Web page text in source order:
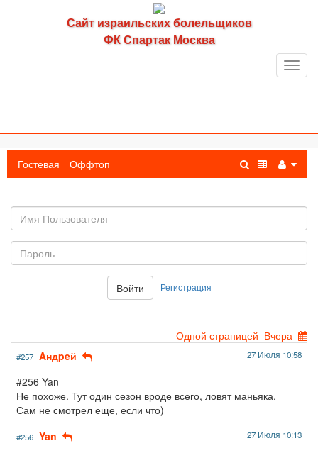
Сайт израильских болельщиков
ФК Спартак Москва
Гостевая Оффтоп
пользователя
Войти Регистрация
Одной страницей Вчера
#257 Aндpeй 27 Июля 10:58
#256 Yan
Не похоже. Тут один сезон вроде всего, ловят маньяка.
Сам не смотрел еще, если что)
#256 Yan 27 Июля 10:13